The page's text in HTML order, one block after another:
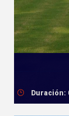
Duración: